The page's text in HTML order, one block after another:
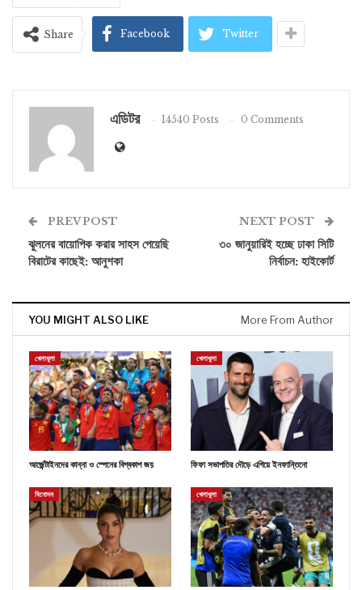
Share Facebook Twitter
এডিটর 14540 Posts 0 Comments
PREV POST
ঝুলনের বায়োপিক করার সাহস পেয়েছি
বিরাটের কাছেই: আনুশকা
NEXT POST
৩০ জানুয়ারিই হচ্ছে ঢাকা সিটি
নির্বাচন: হাইকোর্ট
YOU MIGHT ALSO LIKE More From Author
খেলাধুলা
আর্জেন্টাইনদের কান্না ও স্পেনের বিশ্বকাপ জয়
খেলাধুলা
ফিফা সভাপতির দৌড়ে এগিয়ে ইনফান্তিনো
বিনোদন খেলাধুলা